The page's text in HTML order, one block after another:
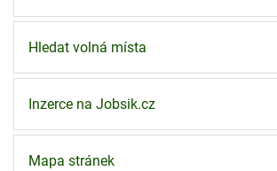
Hledat volná místa
Inzerce na Jobsik.cz
Mapa stránek